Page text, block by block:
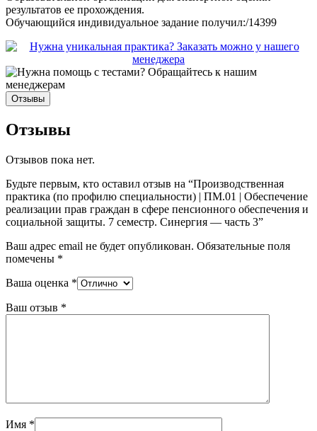
результатов ее прохождения.
Обучающийся индивидуальное задание получил:/14399
Отзывы
Отзывы
Отзывов пока нет.
Будьте первым, кто оставил отзыв на “Производственная
практика (по профилю специальности) | ПМ.01 | Обеспечение
реализации прав граждан в сфере пенсионного обеспечения и
социальной защиты. 7 семестр. Синергия — часть 3”
Ваш адрес email не будет опубликован. Обязательные поля
помечены *
Ваша оценка *
Ваш отзыв *
Имя *